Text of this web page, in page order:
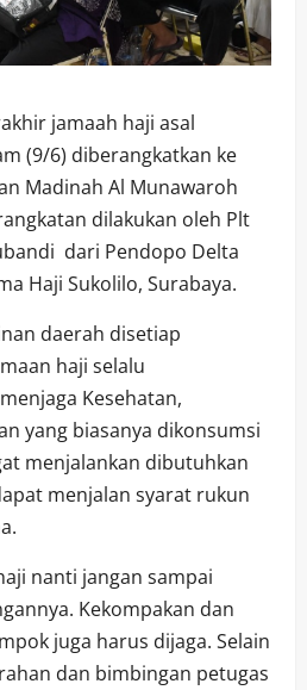
jamaah haji asal
(9/6) diberangkatkan ke
Madinah Al Munawaroh
dilakukan oleh Plt
dari Pendopo Delta
Haji Sukolilo, Surabaya.
daerah disetiap
haji selalu
Kesehatan,
yang biasanya dikonsumsi
menjalankan dibutuhkan
menjalan syarat rukun
nanti jangan sampai
Kekompakan dan
juga harus dijaga. Selain
dan bimbingan petugas